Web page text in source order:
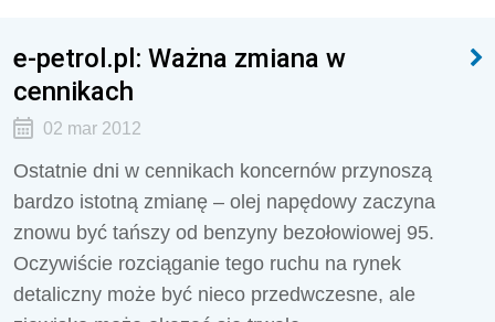
e-petrol.pl: Ważna zmiana w
cennikach
02 mar 2012
Ostatnie dni w cennikach koncernów przynoszą
bardzo istotną zmianę – olej napędowy zaczyna
znowu być tańszy od benzyny bezołowiowej 95.
Oczywiście rozciąganie tego ruchu na rynek
detaliczny może być nieco przedwczesne, ale